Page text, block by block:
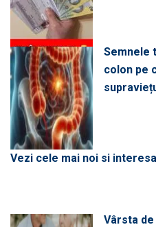
Semnele
colon pe
Vezi cele mai noi si
Vârsta